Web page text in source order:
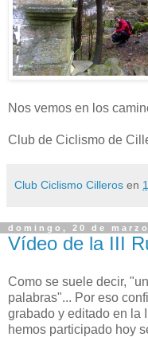
Nos vemos en los
Club de Ciclismo de
Club Ciclismo Cilleros en
domingo, 20 de marzo
Vídeo de la III
Como se suele decir,
palabras"... Por eso
grabado y editado en la
hemos participado hoy